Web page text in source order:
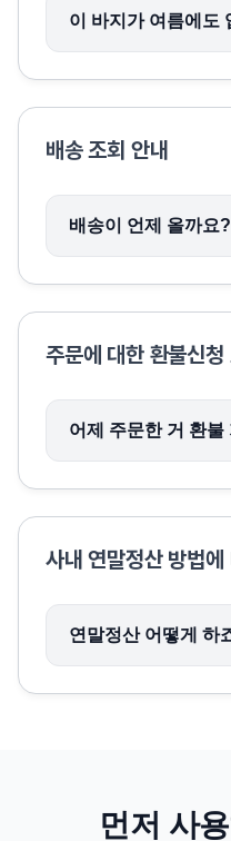
이 바지가 여름에도
배송 조회 안내
배송이 언제 올까요?
주문에 대한 환불신청
어제 주문한 거 환불
사내 연말정산 방법에
연말정산 어떻게 하
먼저 사